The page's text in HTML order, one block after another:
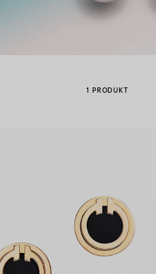
1 PRODUKT